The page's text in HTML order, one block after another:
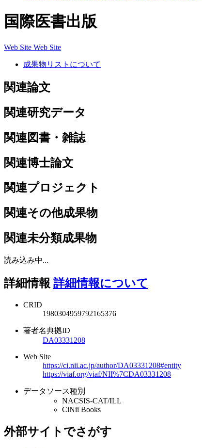
国際医書出版
Web Site Web Site
成果物リストについて
関連論文
関連研究データ
関連図書・雑誌
関連博士論文
関連プロジェクト
関連その他成果物
関連未分類成果物
読み込み中...
詳細情報 詳細情報について
CRID
1980304959792165376
著者名典拠ID
DA03331208
Web Site
https://ci.nii.ac.jp/author/DA03331208#entity
https://viaf.org/viaf/NII%7CDA03331208
データソース種別
NACSIS-CAT/ILL
CiNii Books
外部サイトでさがす